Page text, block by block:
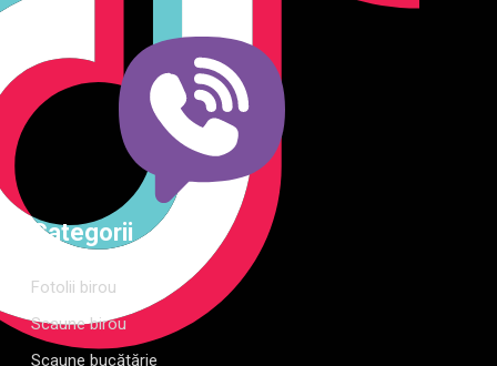
complete de amenajare direct de la producător, cu garanție
extinsă și consultanță gratuită pentru proiectul tău
Categorii
Fotolii birou
Scaune birou
Scaune bucătărie